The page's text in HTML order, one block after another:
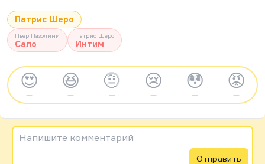
Патрис Шеро
Пьер Пазолини
Сало
Патрис Шеро
Интим
😍
—
😆
—
🤨
—
😢
—
😳
—
😡
—
Напишите комментарий
Отправить